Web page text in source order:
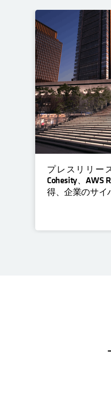
プレスリリー
Cohesity、AWS
得、企業のサイ